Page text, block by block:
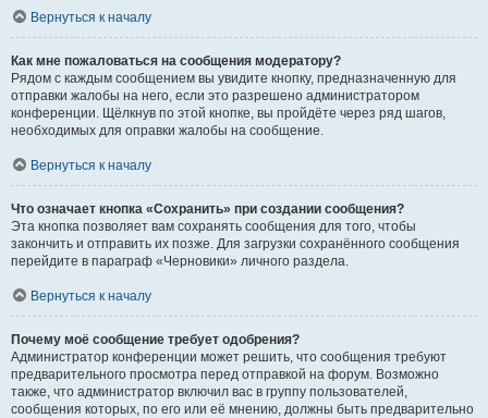
Вернуться к началу
Как мне пожаловаться на сообщения модератору?
Рядом с каждым сообщением вы увидите кнопку, предназначенную для
отправки жалобы на него, если это разрешено администратором
конференции. Щёлкнув по этой кнопке, вы пройдёте через ряд шагов,
необходимых для оправки жалобы на сообщение.
Вернуться к началу
Что означает кнопка «Сохранить» при создании сообщения?
Эта кнопка позволяет вам сохранять сообщения для того, чтобы
закончить и отправить их позже. Для загрузки сохранённого сообщения
перейдите в параграф «Черновики» личного раздела.
Вернуться к началу
Почему моё сообщение требует одобрения?
Администратор конференции может решить, что сообщения требуют
предварительного просмотра перед отправкой на форум. Возможно
также, что администратор включил вас в группу пользователей,
сообщения которых, по его или её мнению, должны быть предварительно